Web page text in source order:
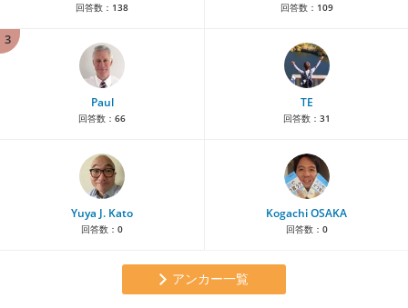
回答数： 138 回答数： 109
3
Paul
回答数： 66
TE
回答数： 31
Yuya J. Kato
回答数： 0
Kogachi OSAKA
回答数： 0
アンカー一覧